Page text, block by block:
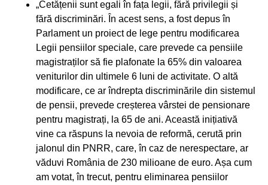
„Cetățenii sunt egali în fața legii, fără privilegii și
fără discriminări. În acest sens, a fost depus în
Parlament un proiect de lege pentru modificarea
Legii pensiilor speciale, care prevede ca pensiile
magistraților să fie plafonate la 65% din valoarea
veniturilor din ultimele 6 luni de activitate. O altă
modificare, ce ar îndrepta discriminările din sistemul
de pensii, prevede creșterea vârstei de pensionare
pentru magistrați, la 65 de ani. Această inițiativă
vine ca răspuns la nevoia de reformă, cerută prin
jalonul din PNRR, care, în caz de nerespectare, ar
văduvi România de 230 milioane de euro. Așa cum
am votat, în trecut, pentru eliminarea pensiilor